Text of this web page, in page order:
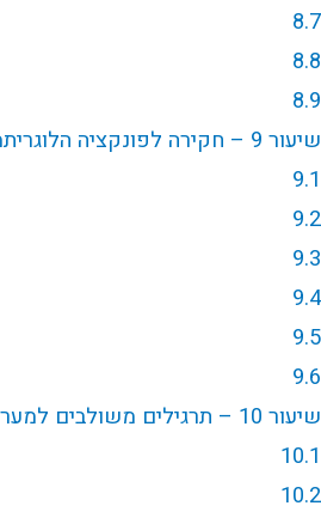
8.7
8.8
8.9
שיעור 9 – חקירה לפונקציה הלוגריתמית
9.1
9.2
9.3
9.4
9.5
9.6
שיעור 10 – תרגילים משולבים למעריכיות ולוגריתמים
10.1
10.2